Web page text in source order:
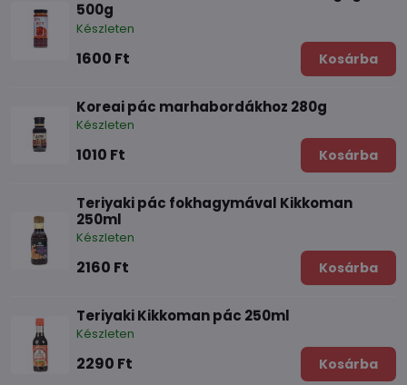
500g
Készleten
1600 Ft Kosárba
Koreai pác marhabordákhoz 280g
Készleten
1010 Ft Kosárba
Teriyaki pác fokhagymával Kikkoman
250ml
Készleten
2160 Ft Kosárba
Teriyaki Kikkoman pác 250ml
Készleten
2290 Ft Kosárba